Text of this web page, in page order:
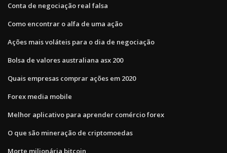
Conta de negociação real falsa
Como encontrar o alfa de uma ação
Ações mais voláteis para o dia de negociação
Bolsa de valores australiana asx 200
Quais empresas comprar ações em 2020
Forex media mobile
Melhor aplicativo para aprender comércio forex
O que são mineração de criptomoedas
Morte milionária bitcoin